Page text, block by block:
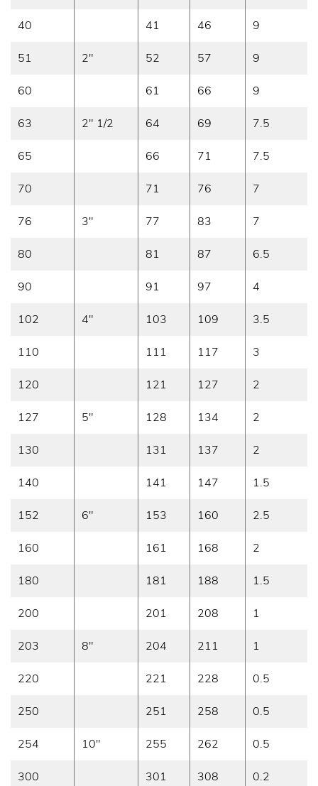
40 41 46 9
51 2" 52 57 9
60 61 66 9
63 2" 1/2 64 69 7.5
65 66 71 7.5
70 71 76 7
76 3" 77 83 7
80 81 87 6.5
90 91 97 4
102 4" 103 109 3.5
110 111 117 3
120 121 127 2
127 5" 128 134 2
130 131 137 2
140 141 147 1.5
152 6" 153 160 2.5
160 161 168 2
180 181 188 1.5
200 201 208 1
203 8" 204 211 1
220 221 228 0.5
250 251 258 0.5
254 10" 255 262 0.5
300 301 308 0.2